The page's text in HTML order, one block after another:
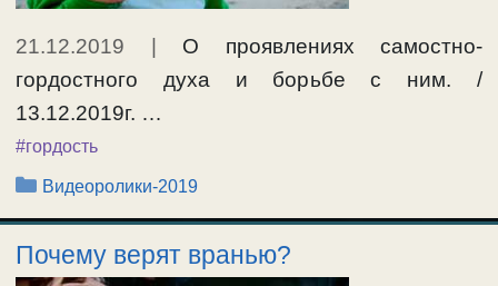
21.12.2019
О проявлениях самостно-
гордостного духа и борьбе с ним. /
13.12.2019г. …
#гордость
Рубрики
Видеоролики-2019
Почему верят вранью?